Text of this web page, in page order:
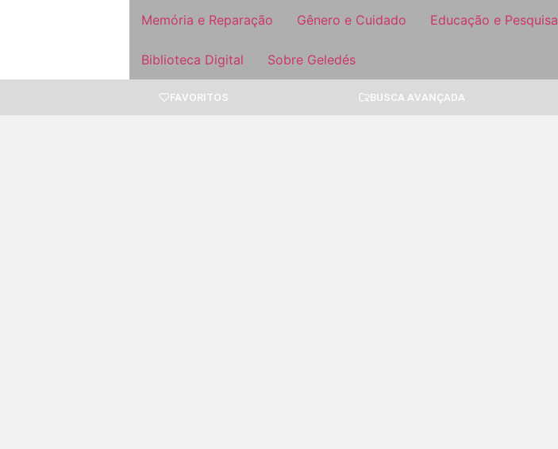
Memória e Reparação Gênero e Cuidado Educação e Pesquisa
Biblioteca Digital Sobre Geledés
FAVORITOS BUSCA AVANÇADA